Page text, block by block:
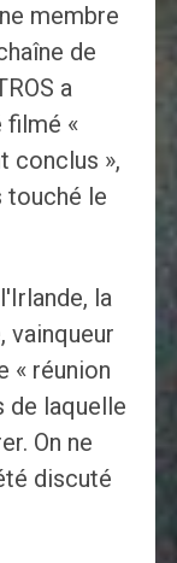
membre
de
a
filmé «
conclus »,
touché le
la
vainqueur
« réunion
de laquelle
On ne
discuté